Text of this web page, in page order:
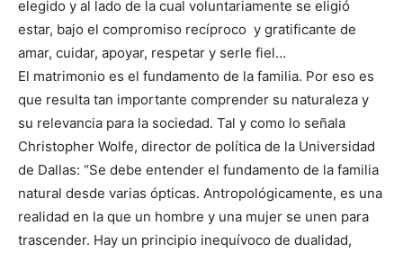
elegido y al lado de la cual voluntariamente se eligió
estar, bajo el compromiso recíproco y gratificante de
amar, cuidar, apoyar, respetar y serle fiel…
El matrimonio es el fundamento de la familia. Por eso es
que resulta tan importante comprender su naturaleza y
su relevancia para la sociedad. Tal y como lo señala
Christopher Wolfe, director de política de la Universidad
de Dallas: “Se debe entender el fundamento de la familia
natural desde varias ópticas. Antropológicamente, es una
realidad en la que un hombre y una mujer se unen para
trascender. Hay un principio inequívoco de dualidad,